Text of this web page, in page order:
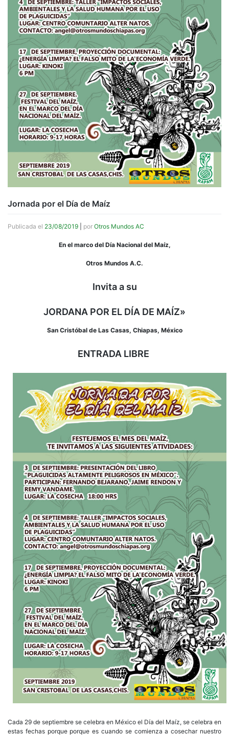
Jornada por el Día de Maíz
Publicada el 23/08/2019 por Otros Mundos AC
En el marco del Día Nacional del Maíz,
Otros Mundos A.C.
Invita a su
JORDANA POR EL DÍA DE MAÍZ»
San Cristóbal de Las Casas, Chiapas, México
ENTRADA LIBRE
Cada 29 de septiembre se celebra en México el Día del Maíz, se celebra en
estas fechas porque porque es cuando se comienza a cosechar nuestro